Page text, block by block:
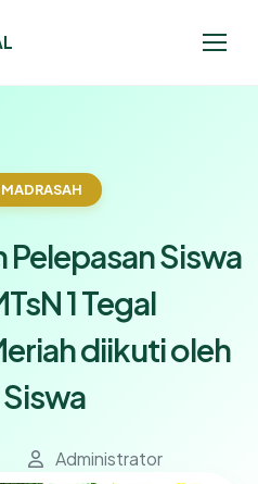
Pelepasan Siswa
1 Tegal
diikuti oleh
Administrator